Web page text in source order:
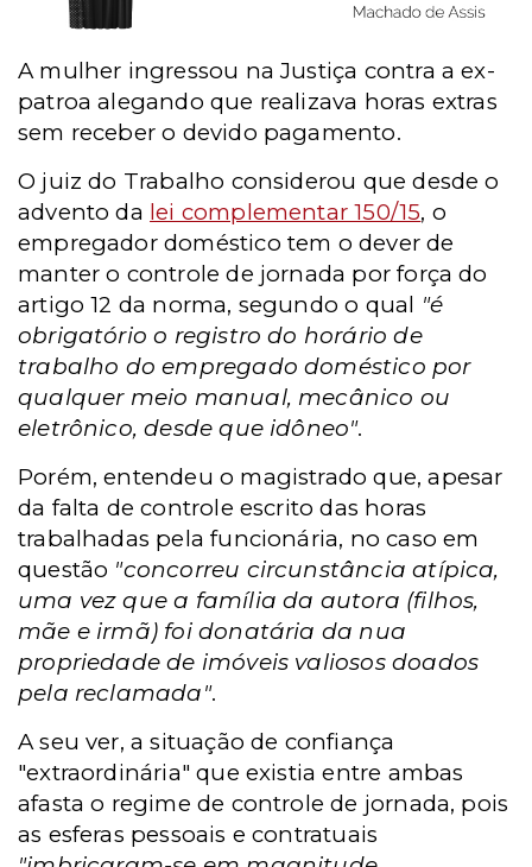
A mulher ingressou na Justiça contra a ex-
patroa alegando que realizava horas extras
sem receber o devido pagamento.
O juiz do Trabalho considerou que desde o
advento da lei complementar 150/15, o
empregador doméstico tem o dever de
manter o controle de jornada por força do
artigo 12 da norma, segundo o qual "é
obrigatório o registro do horário de
trabalho do empregado doméstico por
qualquer meio manual, mecânico ou
eletrônico, desde que idôneo".
Porém, entendeu o magistrado que, apesar
da falta de controle escrito das horas
trabalhadas pela funcionária, no caso em
questão "concorreu circunstância atípica,
uma vez que a família da autora (filhos,
mãe e irmã) foi donatária da nua
propriedade de imóveis valiosos doados
pela reclamada".
A seu ver, a situação de confiança
"extraordinária" que existia entre ambas
afasta o regime de controle de jornada, pois
as esferas pessoais e contratuais